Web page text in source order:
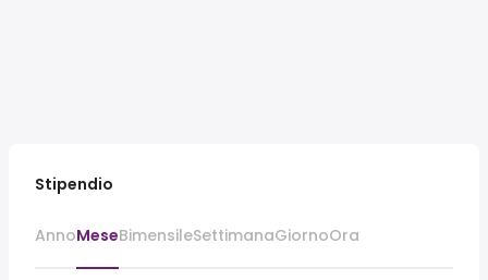
Stipendio
AnnoMeseBimensileSettimanaGiornoOra